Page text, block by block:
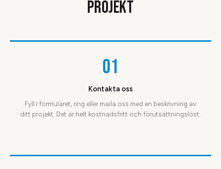
PROJEKT
01
Kontakta oss
Fyll i formuläret, ring eller maila oss med en beskrivning av
ditt projekt. Det är helt kostnadsfritt och förutsättningslöst.